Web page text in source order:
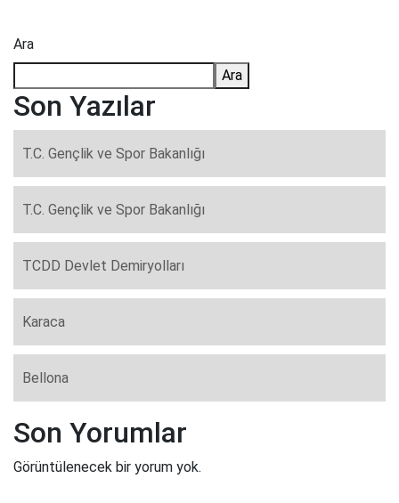
Ara
Ara
Son Yazılar
T.C. Gençlik ve Spor Bakanlığı
T.C. Gençlik ve Spor Bakanlığı
TCDD Devlet Demiryolları
Karaca
Bellona
Son Yorumlar
Görüntülenecek bir yorum yok.